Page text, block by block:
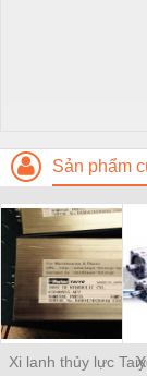
Sản phẩm
Xi lanh thủy lực